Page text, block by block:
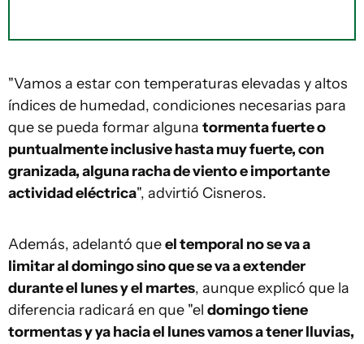
"Vamos a estar con temperaturas elevadas y altos
índices de humedad, condiciones necesarias para
que se pueda formar alguna tormenta fuerte o
puntualmente inclusive hasta muy fuerte, con
granizada, alguna racha de viento e importante
actividad eléctrica", advirtió Cisneros.
Además, adelantó queel temporal no se va a
limitar al domingo sino que se va a extender
durante el lunes y el martes, aunque explicó que la
diferencia radicará en que "el domingo tiene
tormentas y ya hacia el lunes vamos a tener lluvias,